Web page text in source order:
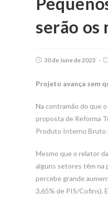
serão os
Post30 de June de 2023
Projeto avança sem
Na contramão do que
proposta de Reforma
Produto Interno Bruto
Mesmo que o relator
alguns setores têm na
percebe grande
3,65% de PIS/Cofins).